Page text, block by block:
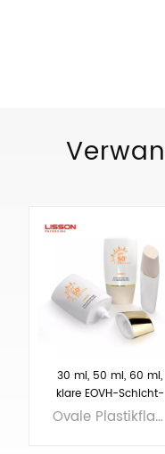
30 ml, 50 ml, 60 ml,
klare EOVH-Schicht-
HDPE-Kunststoff-Ovale Plastikflaschen, in der Flasche befindet sich EOVH, besserer Schutz für die Formel. MOQ nur 5000 Stück.